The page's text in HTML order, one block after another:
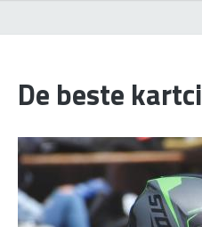
De beste